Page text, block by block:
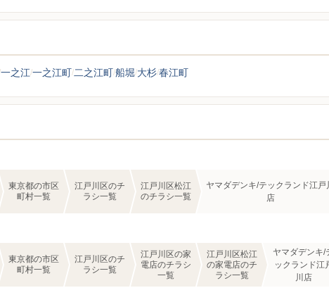
一之江 一之江町 二之江町船堀 大杉春江町
東京都の市区
町村一覧
江戸川区のチ
ラシ一覧
江戸川区松江
のチラシ一覧
ヤマダデンキ/テックランド江戸
店
東京都の市区
町村一覧
江戸川区のチ
ラシ一覧
江戸川区の家
電店のチラシ
一覧
江戸川区松江
の家電店のチ
ラシ一覧
ヤマダデンキ/
ックランド江
川店